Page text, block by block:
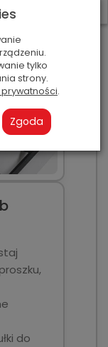
do
się
tylko
strony.
.
Zgoda